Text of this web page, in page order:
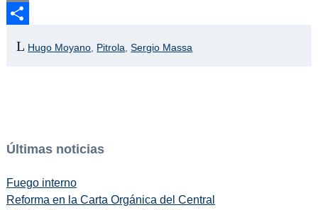
Email
Hugo Moyano Pitrola ,Sergio Massa
Últimas noticias
Fuego interno
Reforma en la Carta Orgánica del Central